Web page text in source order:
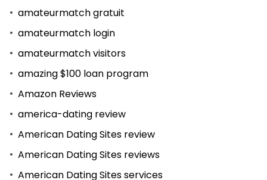
amateurmatch gratuit
amateurmatch login
amateurmatch visitors
amazing $100 loan program
Amazon Reviews
america-dating review
American Dating Sites review
American Dating Sites reviews
American Dating Sites services